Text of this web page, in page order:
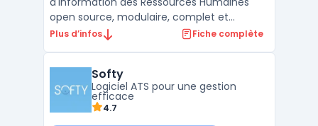
open source, modulaire, complet et
personnalisable. Il offre une suite d'outils de
facilement les informations relatives à la
paie, la gestion des e ...
Plus d’infos Fiche complète
Softy
Logiciel ATS pour une gestion
efficace
4.7